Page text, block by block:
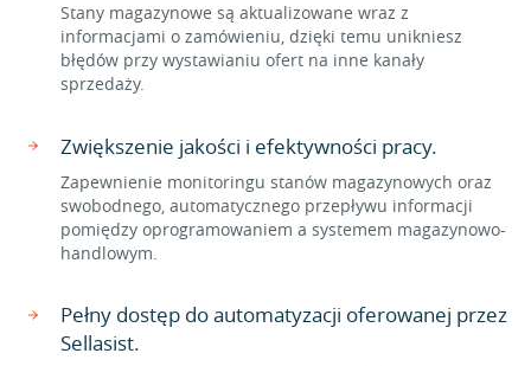
Stany magazynowe są aktualizowane wraz z
informacjami o zamówieniu, dzięki temu unikniesz
błędów przy wystawianiu ofert na inne kanały
sprzedaży.
Zwiększenie jakości i efektywności pracy.
Zapewnienie monitoringu stanów magazynowych oraz
swobodnego, automatycznego przepływu informacji
pomiędzy oprogramowaniem a systemem magazynowo-
handlowym.
Pełny dostęp do automatyzacji oferowanej przez
Sellasist.